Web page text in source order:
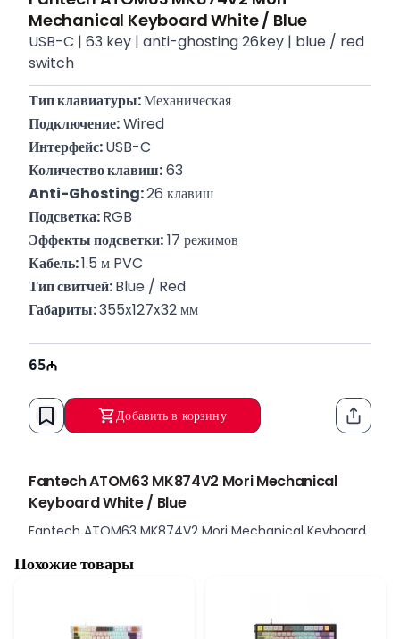
Mechanical Keyboard White / Blue
USB-C | 63 key | anti-ghosting 26key | blue / red
switch
Тип клавиатуры: Механическая
Подключение: Wired
Интерфейс: USB-C
Количество клавиш: 63
Anti-Ghosting: 26 клавиш
Подсветка: RGB
Эффекты подсветки: 17 режимов
Кабель: 1.5 м PVC
Тип свитчей: Blue / Red
Габариты: 355x127x32 мм
65
Добавить в корзину
Fantech ATOM63 MK874V2 Mori Mechanical
Keyboard White / Blue
Fantech ATOM63 MK874V2 Mori Mechanical Keyboard,
ищущих продуктивность. Эта клавиатура с элегантным бело-
Эргономичный Дизайн
Похожие товары